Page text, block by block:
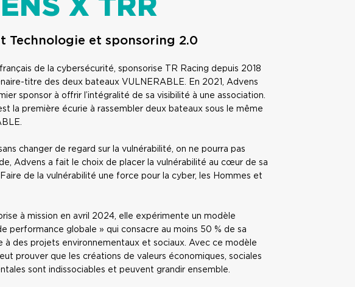
X TRR
Technologie et sponsoring 2.0
de la cybersécurité, sponsorise TR Racing depuis 2018
titre des deux bateaux VULNERABLE. En 2021, Advens
sponsor à offrir l’intégralité de sa visibilité à une association.
la première écurie à rassembler deux bateaux sous le même
changer de regard sur la vulnérabilité, on ne pourra pas
Advens a fait le choix de placer la vulnérabilité au cœur de sa
Faire de la vulnérabilité une force pour la cyber, les Hommes et
à mission en avril 2024, elle expérimente un modèle
performance globale » qui consacre au moins 50 % de sa
à des projets environnementaux et sociaux. Avec ce modèle
prouver que les créations de valeurs économiques, sociales
sont indissociables et peuvent grandir ensemble.